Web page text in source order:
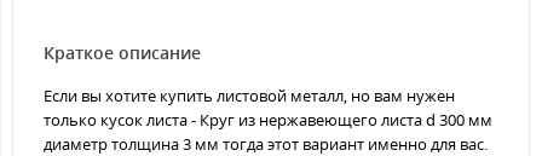
Краткое описание
Если вы хотите купить листовой металл, но вам нужен
только кусок листа - Круг из нержавеющего листа d 300 мм
диаметр толщина 3 мм тогда этот вариант именно для вас.